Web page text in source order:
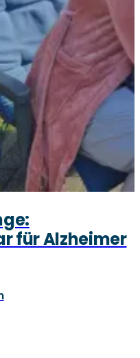
für Alzheimer